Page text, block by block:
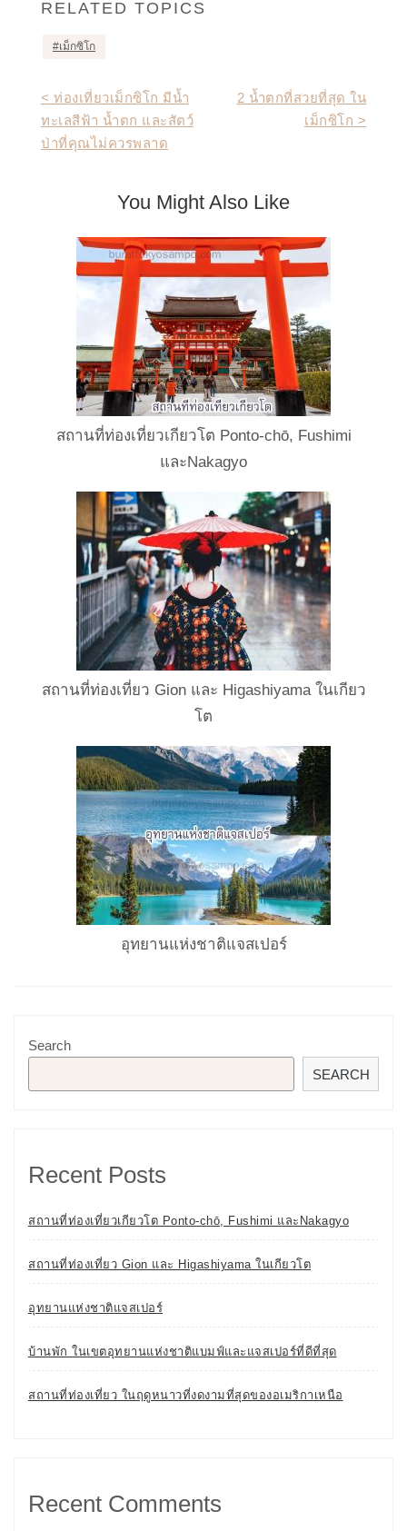
RELATED TOPICS
เม็กซิโก
Post
navigation
< ท่องเที่ยวเม็กซิโก มีน้ำ
ทะเลสีฟ้า น้ำตก และสัตว์
ป่าที่คุณไม่ควรพลาด
2 น้ำตกที่สวยที่สุด ใน
เม็กซิโก >
You Might Also Like
สถานที่ท่องเที่ยวเกียวโต Ponto-chō, Fushimi
และNakagyo
สถานที่ท่องเที่ยว Gion และ Higashiyama ในเกียว
โต
อุทยานแห่งชาติแจสเปอร์
Search
SEARCH
Recent Posts
สถานที่ท่องเที่ยวเกียวโต Ponto-chō, Fushimi และNakagyo
สถานที่ท่องเที่ยว Gion และ Higashiyama ในเกียวโต
อุทยานแห่งชาติแจสเปอร์
บ้านพัก ในเขตอุทยานแห่งชาติแบมฟ์และแจสเปอร์ที่ดีที่สุด
สถานที่ท่องเที่ยว ในฤดูหนาวที่งดงามที่สุดของอเมริกาเหนือ
Recent Comments